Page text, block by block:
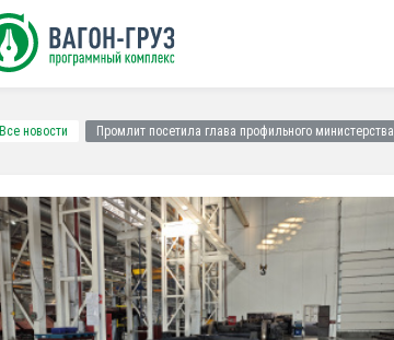
Все новости Промлит посетила глава профильного министерства